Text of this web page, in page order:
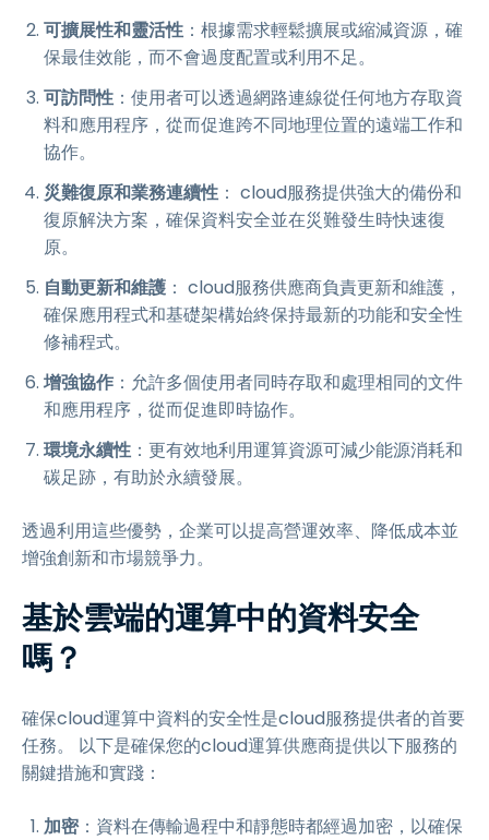
可擴展性和靈活性 ：根據需求輕鬆擴展或縮減資源，確
保最佳效能，而不會過度配置或利用不足。
可訪問性 ：使用者可以透過網路連線從任何地方存取資
料和應用程序，從而促進跨不同地理位置的遠端工作和
協作。
災難復原和業務連續性 ： cloud服務提供強大的備份和
復原解決方案，確保資料安全並在災難發生時快速復
原。
自動更新和維護 ： cloud服務供應商負責更新和維護，
確保應用程式和基礎架構始終保持最新的功能和安全性
修補程式。
增強協作 ：允許多個使用者同時存取和處理相同的文件
和應用程序，從而促進即時協作。
環境永續性 ：更有效地利用運算資源可減少能源消耗和
碳足跡，有助於永續發展。
透過利用這些優勢，企業可以提高營運效率、降低成本並
增強創新和市場競爭力。
基於雲端的運算中的資料安全
嗎？
確保cloud運算中資料的安全性是cloud服務提供者的首要
任務。 以下是確保您的cloud運算供應商提供以下服務的
關鍵措施和實踐：
加密：資料在傳輸過程中和靜態時都經過加密，以確保